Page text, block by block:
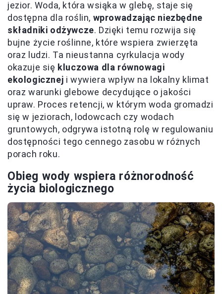
jezior. Woda, która wsiąka w glebę, staje się
dostępna dla roślin, wprowadzając niezbędne
składniki odżywcze. Dzięki temu rozwija się
bujne życie roślinne, które wspiera zwierzęta
oraz ludzi. Ta nieustanna cyrkulacja wody
okazuje się kluczowa dla równowagi
ekologicznej i wywiera wpływ na lokalny klimat
oraz warunki glebowe decydujące o jakości
upraw. Proces retencji, w którym woda gromadzi
się w jeziorach, lodowcach czy wodach
gruntowych, odgrywa istotną rolę w regulowaniu
dostępności tego cennego zasobu w różnych
porach roku.
Obieg wody wspiera różnorodność
życia biologicznego